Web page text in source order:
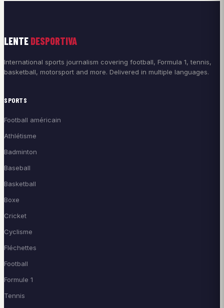
LENTE DESPORTIVA
International sports journalism covering football, Formula 1, tennis,
basketball, motorsport and more. Delivered in multiple languages.
SPORTS
Football américain
Athlétisme
Badminton
Baseball
Basketball
Boxe
Cricket
Cyclisme
Fléchettes
Football
Formule 1
Tennis